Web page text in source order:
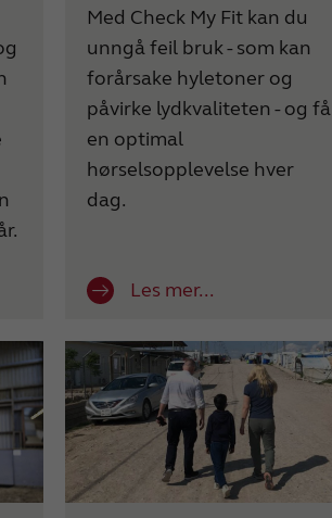
Med Check My Fit kan du
unngå feil bruk - som kan
forårsake hyletoner og
påvirke lydkvaliteten - og få
en optimal
hørselsopplevelse hver
dag.
Les mer...